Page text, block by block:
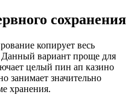
сохранения
копирует весь
вариант проще для
целый пин ап казино
занимает значительно
хранения.